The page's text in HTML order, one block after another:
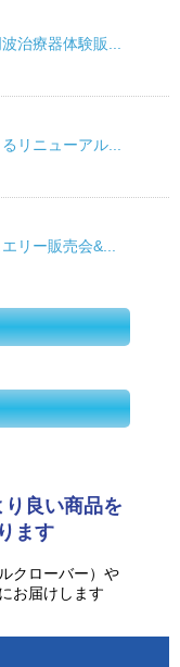
治療器体験販...
リニューアル...
リー販売会&...
良い商品を
ます
クローバー）や
お届けします